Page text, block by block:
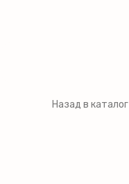
Назад в каталог